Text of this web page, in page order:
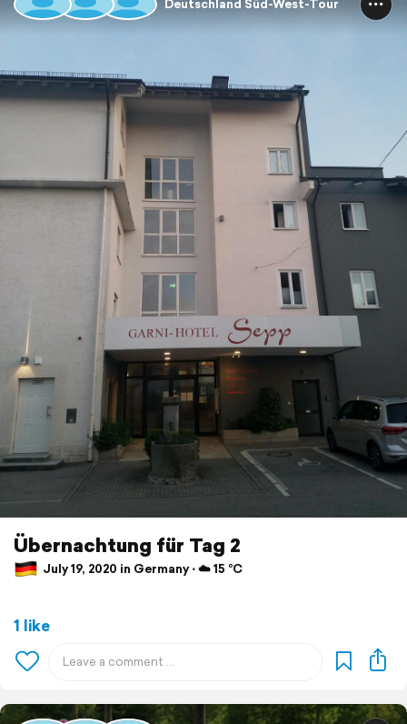
Deutschland Süd-West-Tour
Übernachtung für Tag 2
July 19, 2020 in Germany ⋅ ☁️ 15 °C
1 like